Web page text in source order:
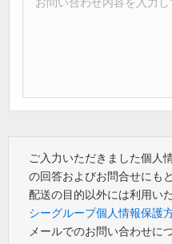
ご入力いただきました個人
の回答およびお問合せにも
配送の目的以外には利用い
シーグループ個人情報保護
メールでのお問い合わせに